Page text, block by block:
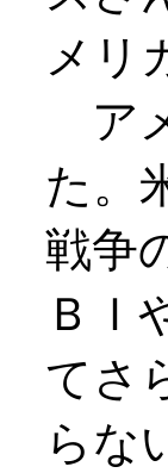
メリ
ア
た。
戦争
ＢＩ
てさ
らな